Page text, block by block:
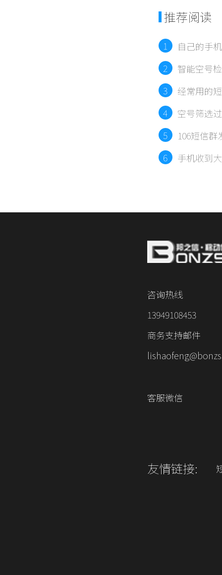
推荐阅读
1
自己的手
2
智能空号
3
经常用的
4
空号筛选
5
106短信
6
手机收到
咨询热线
13949108453
商务支持邮件
客服微信
友情链接: